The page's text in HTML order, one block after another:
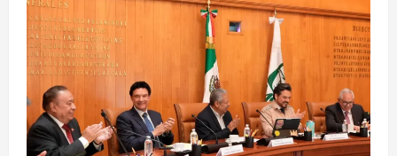
agosto 6, 2026
4
¿Sería posible saber si una
inteligencia artificial tiene
consciencia?
agosto 6, 2026